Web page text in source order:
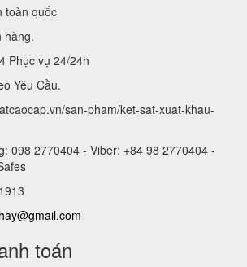
toàn quốc
hàng.
Phục vụ 24/24h
Yêu Cầu.
san-pham/ket-sat-xuat-khau-
098 2770404 - Viber: +84 98 2770404 -
toán